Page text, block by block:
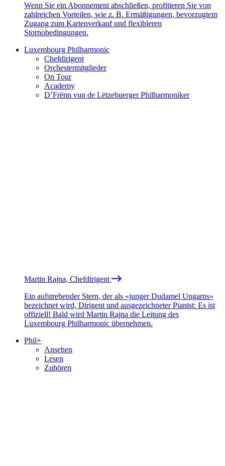
Wenn Sie ein Abonnement abschließen, profitieren Sie von
zahlreichen Vorteilen, wie z. B. Ermäßigungen, bevorzugtem
Zugang zum Kartenverkauf und flexibleren
Stornobedingungen.
Luxembourg Philharmonic
Chefdirigent
Orchestermitglieder
On Tour
Academy
D’Frënn vun de Lëtzebuerger Philharmoniker
Martin Rajna, Chefdirigent
Ein aufstrebender Stern, der als «junger Dudamel Ungarns»
bezeichnet wird, Dirigent und ausgezeichneter Pianist: Es ist
offiziell! Bald wird Martin Rajna die Leitung des
Luxembourg Philharmonic übernehmen.
Phil+
Ansehen
Lesen
Zuhören